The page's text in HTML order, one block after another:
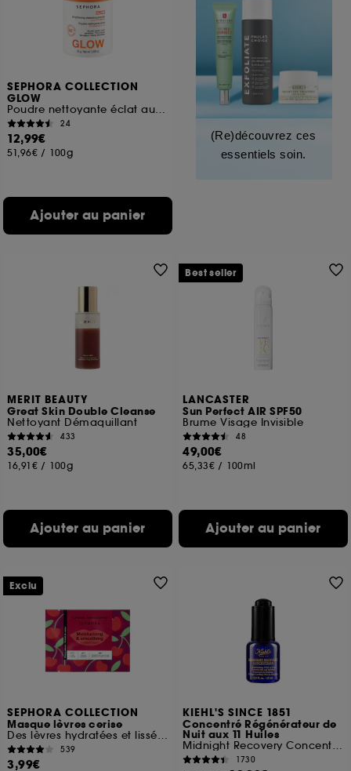
SEPHORA COLLECTION
GLOW
Poudre nettoyante éclat aux vitamines C+E
24
12,99€
51,96€ / 100g
Ajouter au panier
(Re)découvrez ces
essentiels soin.
MERIT BEAUTY
Great Skin Double Cleanse
Nettoyant Démaquillant
433
35,00€
16,91€ / 100g
Ajouter au panier
LANCASTER
Sun Perfect AIR SPF50
Brume Visage Invisible
48
49,00€
65,33€ / 100ml
Ajouter au panier
Best seller
SEPHORA COLLECTION
Masque lèvres cerise
Des lèvres hydratées et lissées en 5 minutes
539
3,99€
Exclu
KIEHL'S SINCE 1851
Concentré Régénérateur de
Nuit aux 11 Huiles
Midnight Recovery Concentrate
1730